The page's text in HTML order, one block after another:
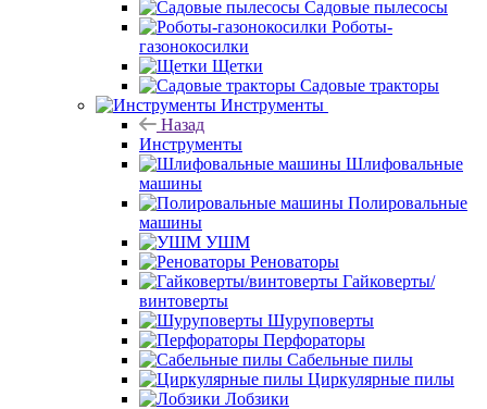
Садовые пылесосы
Роботы-
газонокосилки
Щетки
Садовые тракторы
Инструменты
Назад
Инструменты
Шлифовальные
машины
Полировальные
машины
УШМ
Реноваторы
Гайковерты/
винтоверты
Шуруповерты
Перфораторы
Сабельные пилы
Циркулярные пилы
Лобзики